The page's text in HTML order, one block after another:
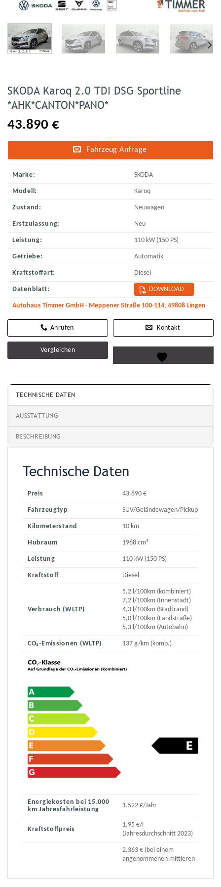
SKODA Karoq 2.0 TDI DSG Sportline
*AHK*CANTON*PANO*
43.890 €
Fahrzeug Anfrage
Marke: SKODA
Modell: Karoq
Zustand: Neuwagen
Erstzulassung: Neu
Leistung: 110 kW (150 PS)
Getriebe: Automatik
Kraftstoffart: Diesel
Datenblatt: DOWNLOAD
Autohaus Timmer GmbH - Meppener Straße 100-114, 49808 Lingen
Kontakt
Vergleichen
TECHNISCHE DATEN
AUSSTATTUNG
BESCHREIBUNG
Technische Daten
Preis 43.890 €
Fahrzeugtyp SUV/Geländewagen/Pickup
Kilometerstand 10 km
Hubraum 1968 cm³
Leistung 110 kW (150 PS)
Kraftstoff Diesel
Verbrauch (WLTP)
5,2 l/100km (kombiniert)
7,2 l/100km (Innenstadt)
4,3 l/100km (Stadtrand)
5,0 l/100km (Landstraße)
5,3 l/100km (Autobahn)
CO₂-Emissionen (WLTP) 137 g/km (komb.)
Energiekosten bei 15.000
km Jahresfahrleistung
1.522 €/Jahr
Kraftstoffpreis
1,95 €/l
(Jahresdurchschnitt 2023)
2.363 € (bei einem
angenommenen mittleren
Preis von 115 €/t)